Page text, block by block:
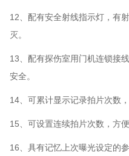
12 、配有安全射线指示灯，有
灭。
13 、配有探伤室用门机连锁接
安全。
14、可累计显示记录拍片次数
15 、可设置连续拍片次数，方
16 、具有记忆上次曝光设定的